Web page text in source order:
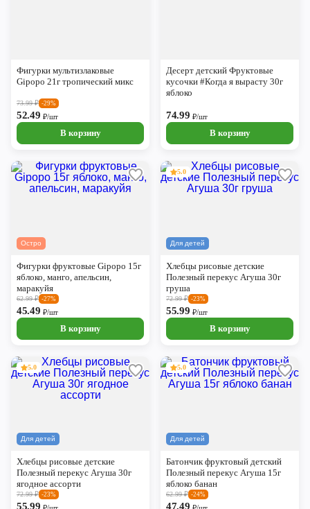
Фигурки мультизлаковые
Gipopo 21г тропический микс
73.99₽ -29%
52.49₽/шт
В корзину
Десерт детский Фруктовые
кусочки #Когда я вырасту 30г
яблоко
74.99₽/шт
В корзину
Остро
Фигурки фруктовые Gipopo 15г
яблоко, манго, апельсин,
маракуйя
62.99₽ -27%
45.49₽/шт
В корзину
Для детей
5.0
Хлебцы рисовые детские
Полезный перекус Агуша 30г
груша
72.99₽ -23%
55.99₽/шт
В корзину
Для детей
5.0
Хлебцы рисовые детские
Полезный перекус Агуша 30г
ягодное ассорти
72.99₽ -23%
55.99
Для детей
5.0
Батончик фруктовый детский
Полезный перекус Агуша 15г
яблоко банан
62.99₽ -24%
47.49